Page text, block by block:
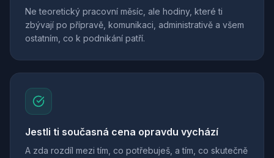
Ne teoretický pracovní měsíc, ale hodiny, které ti
zbývají po přípravě, komunikaci, administrativě a všem
ostatním, co k podnikání patří.
Jestli ti současná cena opravdu vychází
A zda rozdíl mezi tím, co potřebuješ, a tím, co skutečně